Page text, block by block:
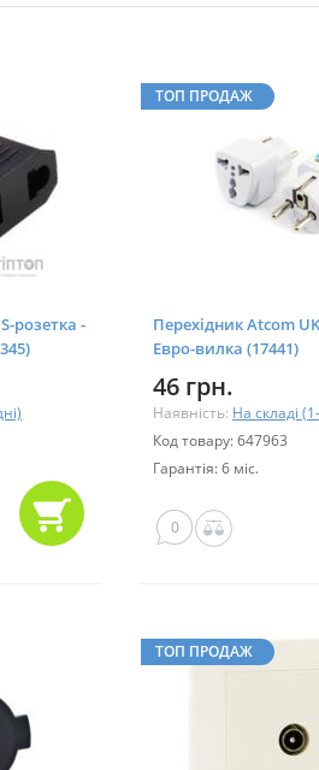
розетка -
ТОП ПРОДАЖ
Перехідник Atcom
Евро-вилка (17441)
46 грн.
Наявність: На складі
Код товару: 647963
Гарантія: 6 міс.
0
ТОП ПРОДАЖ